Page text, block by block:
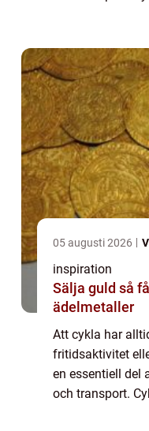
05 augusti 2026
inspiration
Sälja guld så får du ut mest av dina
ädelmetaller
Att cykla har
fritidsaktivitet
en essentiell del
och transport.